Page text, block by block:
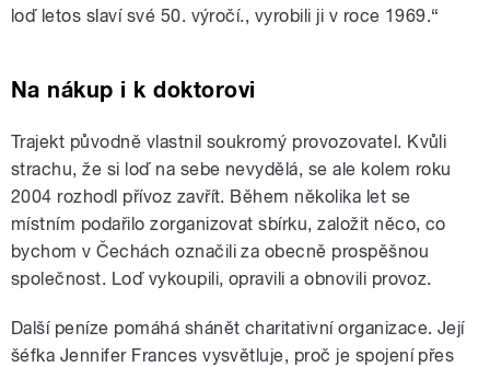
loď letos slaví své 50. výročí., vyrobili ji v roce 1969.“
Na nákup i k doktorovi
Trajekt původně vlastnil soukromý provozovatel. Kvůli
strachu, že si loď na sebe nevydělá, se ale kolem roku
2004 rozhodl přívoz zavřít. Během několika let se
místním podařilo zorganizovat sbírku, založit něco, co
bychom v Čechách označili za obecně prospěšnou
společnost. Loď vykoupili, opravili a obnovili provoz.
Další peníze pomáhá shánět charitativní organizace. Její
šéfka Jennifer Frances vysvětluje, proč je spojení přes